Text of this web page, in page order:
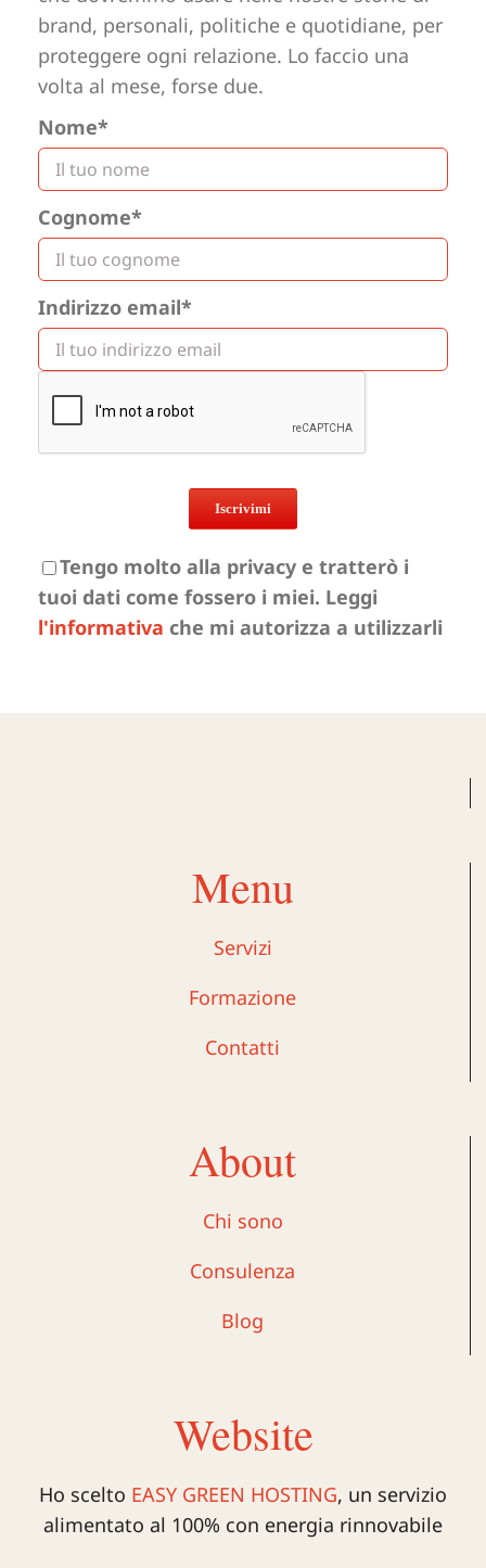
brand, personali, politiche e quotidiane, per
proteggere ogni relazione. Lo faccio una
volta al mese, forse due.
Nome*
Cognome*
Indirizzo email*
Tengo molto alla privacy e tratterò i
tuoi dati come fossero i miei. Leggi
l'informativa che mi autorizza a utilizzarli
Menu
Servizi
Formazione
Contatti
About
Chi sono
Consulenza
Blog
Website
Ho scelto EASY GREEN HOSTING, un servizio
alimentato al 100% con energia rinnovabile